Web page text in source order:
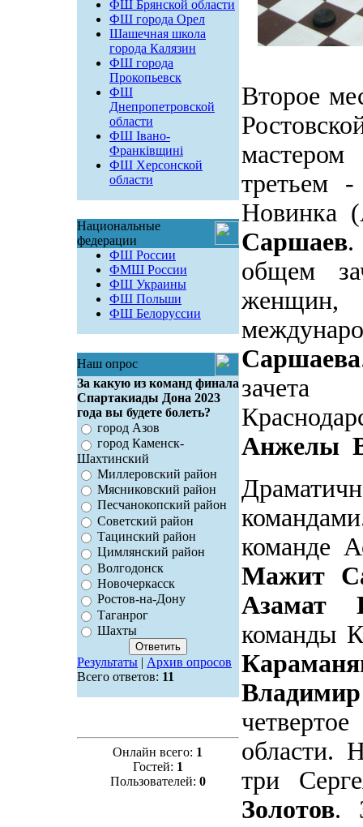
ФШ Брянской области
ФШ города Орел
Шашечная школа
города Калязин
ФШ города
Прокопьевск
ФШ
Днепропетровской
области
ФШ Івано-
Франківщині
ФШ Херсонской
области
Национальные
федерации
ФШ России
ФМШ России
ФШ Украины
ФШ Польши
ФШ Белоруссии
Наш опрос
За какую из команд финала
Спартакиады Дона 2023
года вы будете болеть?
город Азов
город Каменск-
Шахтинский
Миллеровский район
Мясниковский район
Песчанокопский район
Советский район
Тацинский район
Цимлянский район
Волгодонск
Новочеркасск
Ростов-на-Дону
Таганрог
Шахты
Результаты| Архив опросов
Всего ответов: 11
Онлайн всего: 1
Гостей: 1
Пользователей: 0
Второе
третьем
Новинка
Саршаев.
общем
Саршаева
Анжелы
команде
Мажит
Азамат
команды
области.
три
Золотов.